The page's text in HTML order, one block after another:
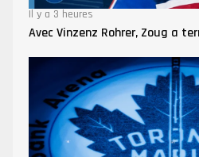
Il y a 3 heures
Avec Vinzenz Rohrer, Zoug a